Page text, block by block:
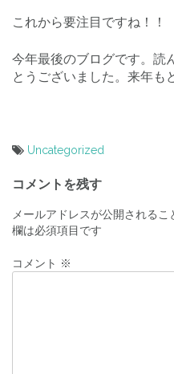
これから要注目ですね！！
今年最後のブログです。読
とうございました。来年も
Uncategorized
稿
ナ
ビ
ゲ
コメントを残す
メールアドレスが公開されるこ
欄は必須項目です
コメント ※